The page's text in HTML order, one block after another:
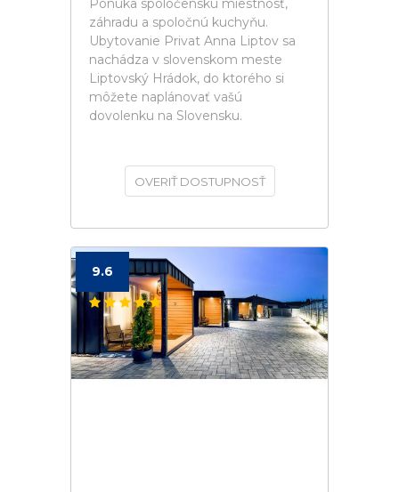
Ponúka spoločenskú miestnosť,
záhradu a spoločnú kuchyňu.
Ubytovanie Privat Anna Liptov sa
nachádza v slovenskom meste
Liptovský Hrádok, do ktorého si
môžete naplánovať vašú
dovolenku na Slovensku.
OVERIŤ DOSTUPNOSŤ
9.6